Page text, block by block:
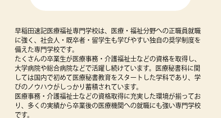
早稲田速記医療福祉専門学校は、医療・福祉分野への正職員就職
に強く、社会人・既卒者・留学生も学びやすい独自の奨学制度を
備えた専門学校です。
たくさんの卒業生が医療事務・介護福祉士などの資格を取得し、
大学病院や総合病院などで活躍し続けています。医療秘書科に関
しては国内で初めて医療秘書教育をスタートした学科であり、学
びのノウハウがしっかり蓄積されています。
医療事務・介護福祉士などの資格取得に充実した環境が揃ってお
り、多くの実績から卒業後の医療機関への就職にも強い専門学校
です。